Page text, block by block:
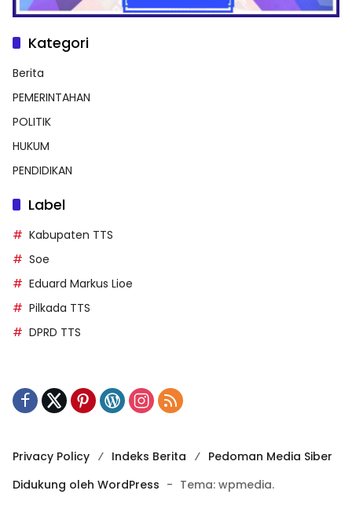
Kategori
Berita
PEMERINTAHAN
POLITIK
HUKUM
PENDIDIKAN
Label
Kabupaten TTS
Soe
Eduard Markus Lioe
Pilkada TTS
DPRD TTS
Privacy Policy Indeks Berita
Pedoman Media Siber
Didukung oleh WordPress - Tema: wpmedia.